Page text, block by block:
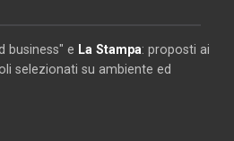
business" e La Stampa: proposti ai
selezionati su ambiente ed